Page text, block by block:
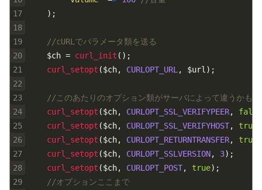
17
18
19
20
21
22
23
24
25
26
27
28
29
) ;
//cURLでパラメータ類を送る
$ch = curl_init ( ) ;
curl_setopt ($ch, CURLOPT_URL , $url ) ;
//このあたりのオプション類がサーバによって違うかも
curl_setopt ($ch, CURLOPT_SSL_VERIFYPEER,
false
curl_setopt ($ch, CURLOPT_SSL_VERIFYHOST, true
curl_setopt ($ch, CURLOPT_RETURNTRANSFER, true
curl_setopt ($ch, CURLOPT_SSLVERSION, 3) ;
curl_setopt ($ch, CURLOPT_POST, true) ;
//オプションここまで